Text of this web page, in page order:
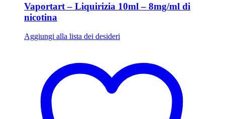
Vaportart – Liquirizia 10ml – 8mg/ml di
nicotina
Aggiungi alla lista dei desideri